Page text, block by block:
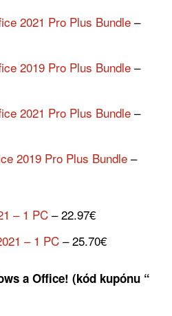
2021 Pro Plus Bundle –
2019 Pro Plus Bundle –
2021 Pro Plus Bundle –
2019 Pro Plus Bundle –
– 1 PC – 22.97€
– 1 PC – 25.70€
a Office! (kód kupónu “